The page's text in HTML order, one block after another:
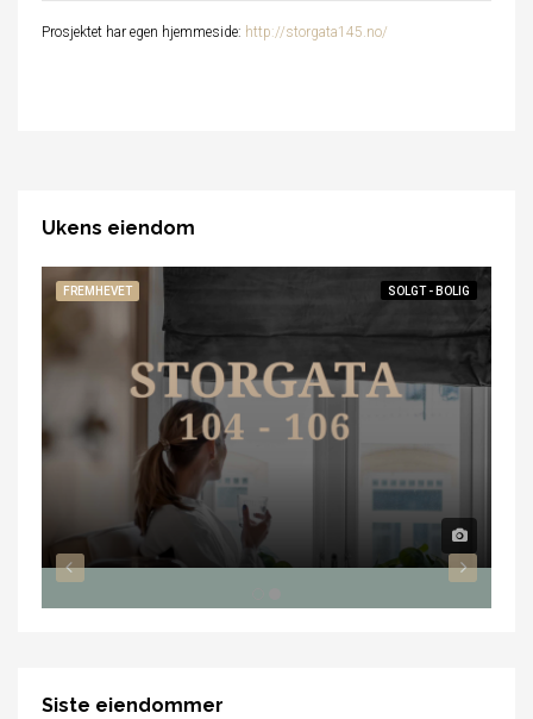
Prosjektet har egen hjemmeside: http://storgata145.no/
Ukens eiendom
FREMHEVET SOLGT - BOLIG
Siste eiendommer